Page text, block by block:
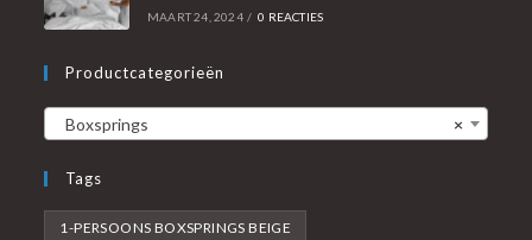
MAART 24, 2024 / 0 REACTIES
Productcategorieën
×
Boxsprings
Tags
1-PERSOONS BOXSPRINGS BEIGE